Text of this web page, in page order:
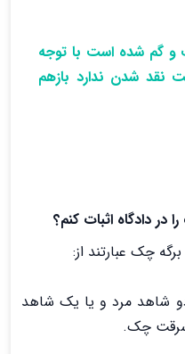
گم شده است با توجه
نقد شدن ندارد بازهم
دادگاه اثبات کنم؟
چک عبارتند از:
شاهد مرد و یا یک شاهد
سرقت چک.